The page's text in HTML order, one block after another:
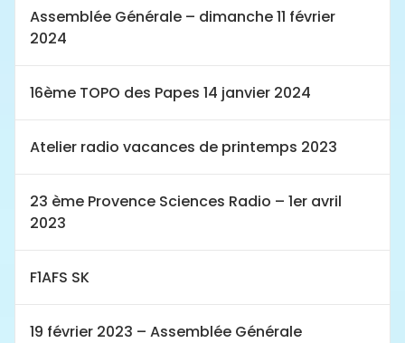
Assemblée Générale – dimanche 11 février
2024
16ème TOPO des Papes 14 janvier 2024
Atelier radio vacances de printemps 2023
23 ème Provence Sciences Radio – 1er avril
2023
F1AFS SK
19 février 2023 – Assemblée Générale